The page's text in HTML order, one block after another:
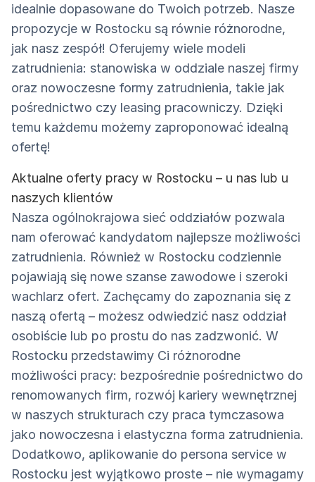
idealnie dopasowane do Twoich potrzeb. Nasze
propozycje w Rostocku są równie różnorodne,
jak nasz zespół! Oferujemy wiele modeli
zatrudnienia: stanowiska w oddziale naszej firmy
oraz nowoczesne formy zatrudnienia, takie jak
pośrednictwo czy leasing pracowniczy. Dzięki
temu każdemu możemy zaproponować idealną
ofertę!
Aktualne oferty pracy w Rostocku – u nas lub u
naszych klientów
Nasza ogólnokrajowa sieć oddziałów pozwala
nam oferować kandydatom najlepsze możliwości
zatrudnienia. Również w Rostocku codziennie
pojawiają się nowe szanse zawodowe i szeroki
wachlarz ofert. Zachęcamy do zapoznania się z
naszą ofertą – możesz odwiedzić nasz oddział
osobiście lub po prostu do nas zadzwonić. W
Rostocku przedstawimy Ci różnorodne
możliwości pracy: bezpośrednie pośrednictwo do
renomowanych firm, rozwój kariery wewnętrznej
w naszych strukturach czy praca tymczasowa
jako nowoczesna i elastyczna forma zatrudnienia.
Dodatkowo, aplikowanie do persona service w
Rostocku jest wyjątkowo proste – nie wymagamy